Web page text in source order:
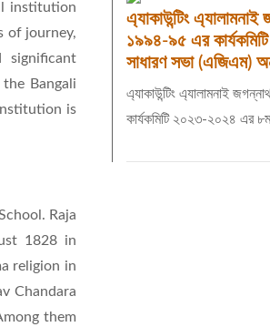
institution
of journey,
Bangali
is
Raja
1828 in
religion in
Chandara
them
এ্যাকাউন্টিং এ্যালামনাই
১৯৯৪-৯৫ এর
সাধারণ সভা (এজিএম)
এ্যাকাউন্টিং এ্যালামনাই
কার্যকমিটি ২০২৩-২০২৪ এর